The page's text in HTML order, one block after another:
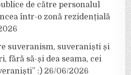
de către personalul
într-o zonă rezidențială
suveranism, suveraniști și
fără să-și dea seama, cei
:) 26/06/2026